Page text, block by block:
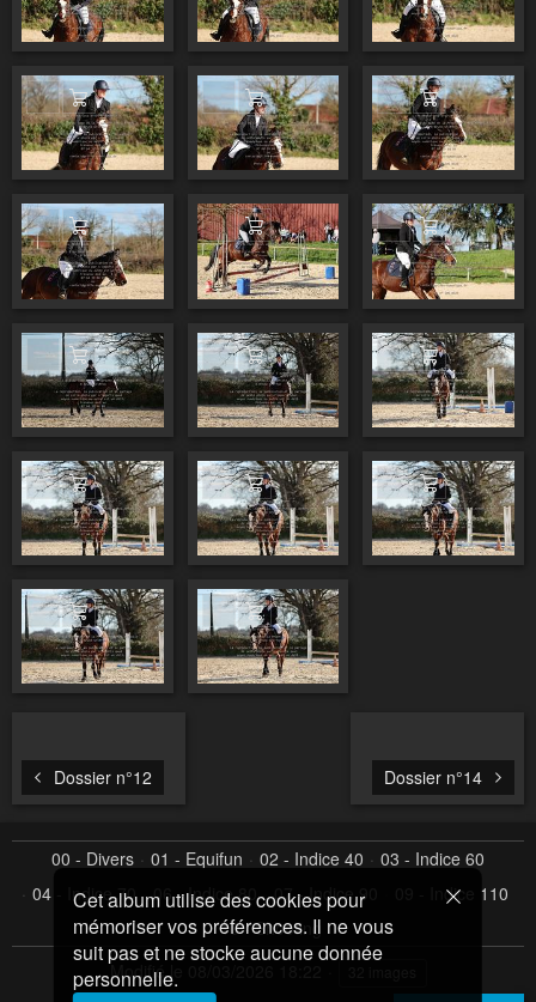
Ajouter au panier Ajouter au panier Ajouter au
Ajouter au panier Ajouter au panier Ajouter au
Ajouter au panier Ajouter au panier Ajouter au
Ajouter au panier Ajouter au panier Ajouter au
Ajouter au panier Ajouter au panier
Dossier n°12 Dossier n°14
00 - Divers 01 - Equifun 02 - Indice 40
03 - Indice 60
04 - Indice 70
06 - Indice 80 07 - Indice 90
09 - Indice 110
10 - Shooting
Modifié le
Cet album utilise des cookies pour
mémoriser vos préférences. Il ne vous
suit pas et ne stocke aucune donnée
personnelle.